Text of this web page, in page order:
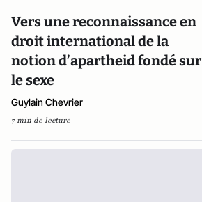
Vers une reconnaissance en
droit international de la
notion d’apartheid fondé sur
le sexe
Guylain Chevrier
7 min de lecture